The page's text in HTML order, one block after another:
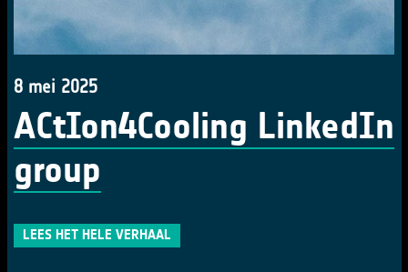
8 mei 2025
ACtIon4Cooling LinkedIn
group
LEES HET HELE VERHAAL